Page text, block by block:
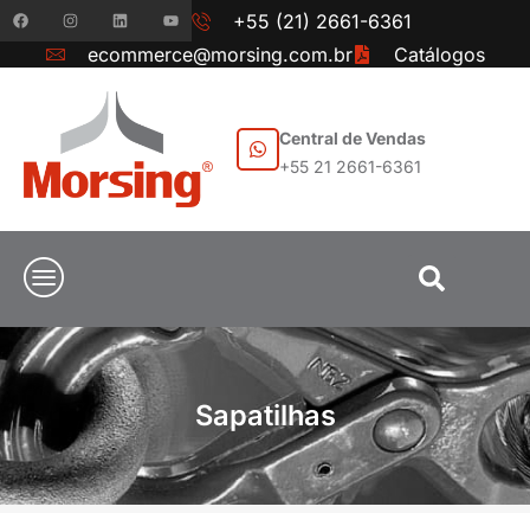
+55 (21) 2661-6361
ecommerce@morsing.com.br
Catálogos
Central de Vendas
+55 21 2661-6361
Sapatilhas